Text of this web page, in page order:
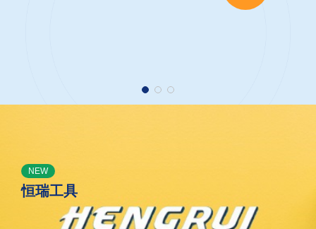
NEW
恒瑞工具